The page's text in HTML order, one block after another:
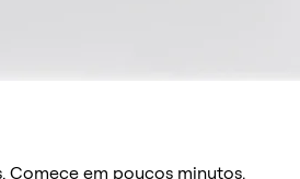
Comece em poucos minutos,